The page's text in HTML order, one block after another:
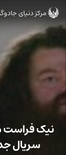
ورود
به
اصلی
مرکز دنیای
نیک فراست
سریال